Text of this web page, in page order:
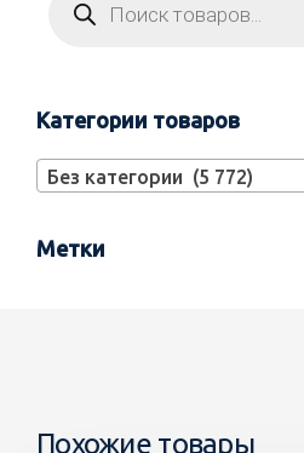
Категории товаров
Без категории (5 772)
Метки
Похожие товары